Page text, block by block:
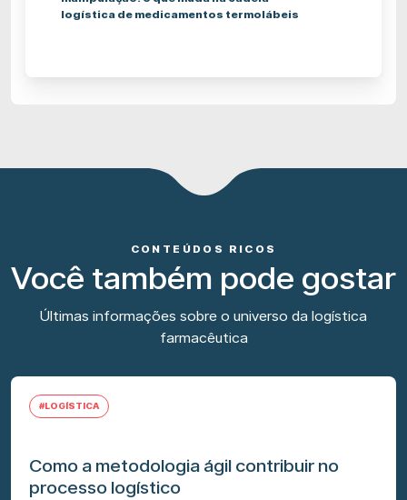
logística de medicamentos termolábeis
CONTEÚDOS RICOS
Você também pode gostar
Últimas informações sobre o universo da logística
farmacêutica
#LOGÍSTICA
Como a metodologia ágil contribuir no
processo logístico